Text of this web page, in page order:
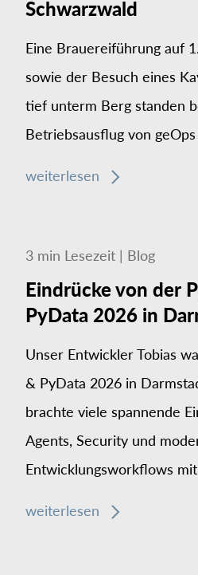
Schwarzwald
Eine Brauereiführung auf
sowie der Besuch eines
tief unterm Berg standen
Betriebsausflug von
weiterlesen
3 min Lesezeit | Blog
Eindrücke von der
PyData 2026 in
Unser Entwickler Tobias
& PyData 2026 in
brachte viele spannende
Agents, Security und
Entwicklungsworkflows
weiterlesen